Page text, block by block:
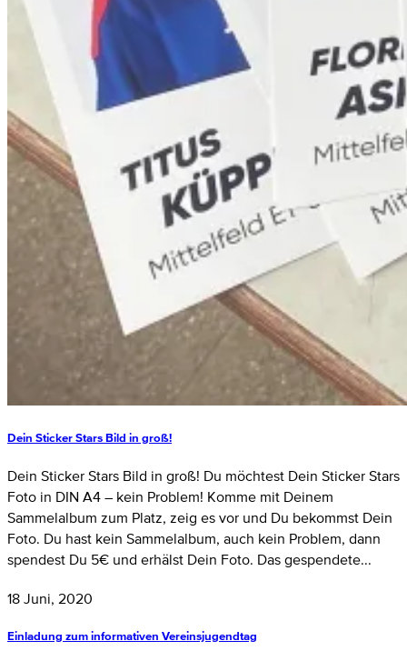
Dein Sticker Stars Bild in groß!
Dein Sticker Stars Bild in groß! Du möchtest Dein Sticker Stars
Foto in DIN A4 – kein Problem! Komme mit Deinem
Sammelalbum zum Platz, zeig es vor und Du bekommst Dein
Foto. Du hast kein Sammelalbum, auch kein Problem, dann
spendest Du 5€ und erhälst Dein Foto. Das gespendete...
18 Juni, 2020
Einladung zum informativen Vereinsjugendtag